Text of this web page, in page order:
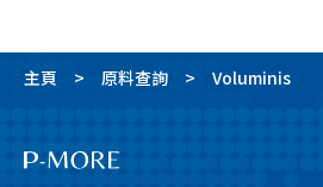
主頁 原料查詢 Voluminis